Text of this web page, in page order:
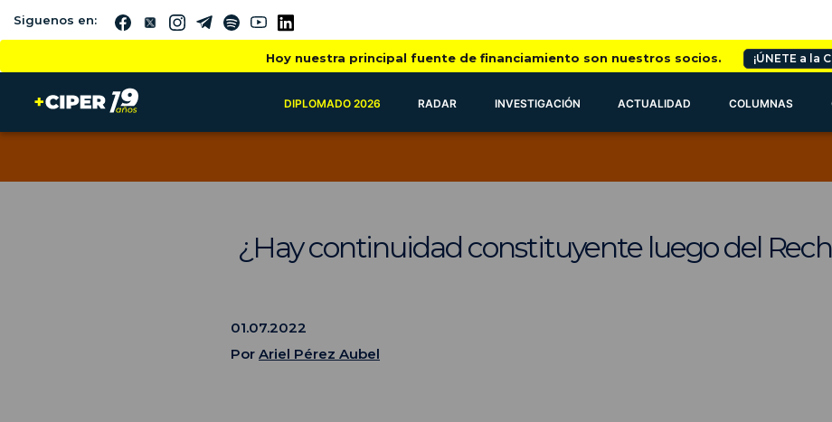
Siguenos en:
Hoy nuestra principal fuente de financiamiento son nuestros socios. ¡ÚNETE a la
DIPLOMADO 2026 RADAR INVESTIGACIÓN ACTUALIDAD COLUMNAS
¿Hay continuidad constituyente luego del
01.07.2022
Por Ariel Pérez Aubel